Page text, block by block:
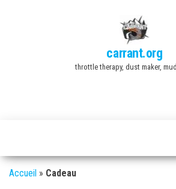
carrant.org
throttle therapy, dust maker,
Accueil » Cadeau